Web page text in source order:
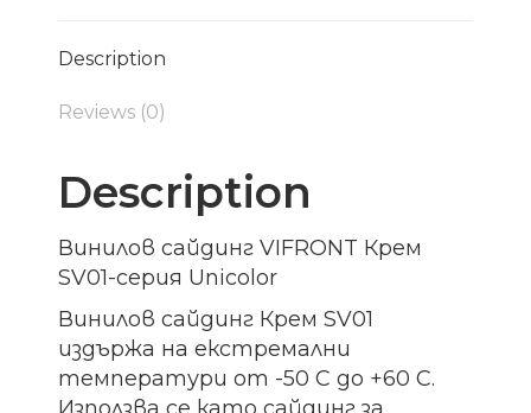
Description
Reviews (0)
Description
Винилов сайдинг VIFRONT Крем
SV01-серия Unicolor
Винилов сайдинг Крем SV01
издържа на екстремални
температури от -50 C до +60 C.